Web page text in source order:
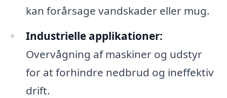
kan forårsage vandskader eller mug.
Industrielle applikationer:
Overvågning af maskiner og udstyr
for at forhindre nedbrud og ineffektiv
drift.